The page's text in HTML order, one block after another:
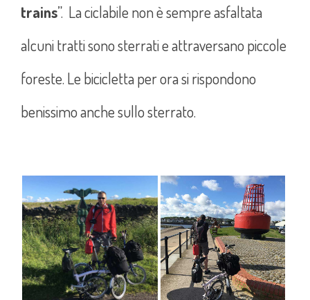
trains”. La ciclabile non è sempre asfaltata
alcuni tratti sono sterrati e attraversano piccole
foreste. Le bicicletta per ora si rispondono
benissimo anche sullo sterrato.